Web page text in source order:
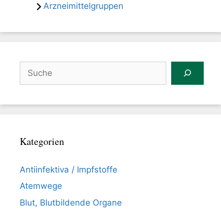
Arzneimittelgruppen
Kategorien
Antiinfektiva / Impfstoffe
Atemwege
Blut, Blutbildende Organe